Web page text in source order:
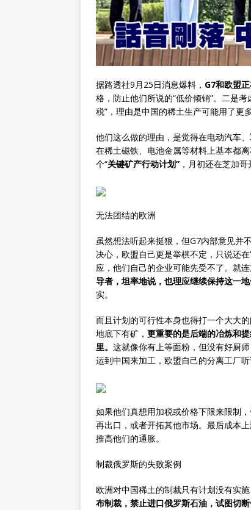
据路透社9月25日消息爆料， G7和欧盟
格，防止他们所说的“低价倾销”。二是
税”，理由是中国的稀土生产可能用了更
他们这么做的理由，是觉得在电动汽车
在稀土磁铁、电池金属等材料上基本都
个“关键矿产行动计划” ，月初还在芝加
无法团结的欧洲
虽然想法听起来挺狠，但G7内部意见并
决心，欧盟自己更是举棋不定，只说还
应，他们自己的企业可能先受不了。就
导者，坦率地说，也理应继续保持这一地
实。
而且计划的可行性本身也得打一个大大
地底下有矿， 更重要的是后端的冶炼和
里。 这就像你有上等面粉，但没有好厨
运到中国来加工，欧盟自己的分离工厂
如果他们真想用加税或价格下限来限制
再出口，或者开拓其他市场。最后成本
推高他们的通胀。
制裁俄罗斯的失败案例
欧洲对中国稀土的制裁只有计划没有实
布制裁，禁止进口俄罗斯石油，试图切